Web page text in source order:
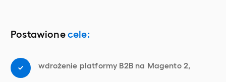
Postawionecele:
wdrożenie platformy B2B na Magento 2,